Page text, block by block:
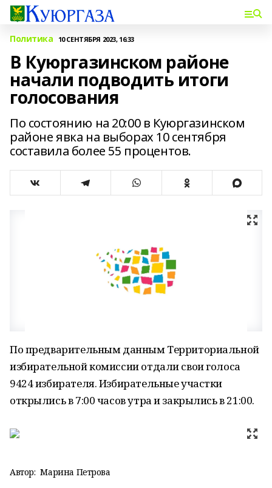
Политика 10 СЕНТЯБРЯ 2023, 16:33
В Куюргазинском районе
начали подводить итоги
голосования
По состоянию на 20:00 в Куюргазинском
районе явка на выборах 10 сентября
составила более 55 процентов.
По предварительным данным Территориальной
избирательной комиссии отдали свои голоса
9424 избирателя. Избирательные участки
открылись в 7:00 часов утра и закрылись в 21:00.
Автор: Марина Петрова